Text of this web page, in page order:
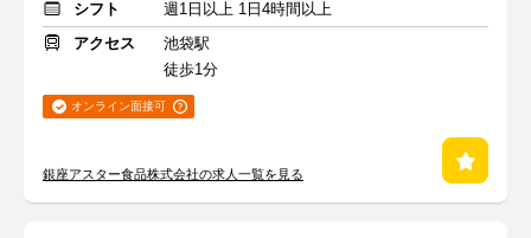
シフト
週1日以上 1日4時間以上
アクセス
池袋駅
徒歩1分
オンライン面接可
銀座アスター食品株式会社の求人一覧を見る